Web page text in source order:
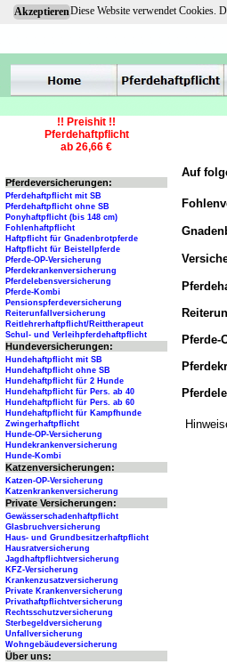
AkzeptierenDiese Website verwendet Cookies.
Auf
Pferde-
!! Preishit !!
Pferdehaftpflicht
ab 26,66 €
Pferdeversicherungen:
Pferdehaftpflicht mit SB
Pferdehaftpflicht ohne SB
Ponyhaftpflicht (bis 148 cm)
Fohlenhaftpflicht
Haftpflicht für Gnadenbrotpferde
Haftpflicht für Beistellpferde
Pferde-OP-Versicherung
Pferdekrankenversicherung
Pferdelebensversicherung
Pferde-Kombi
Pensionspferdeversicherung
Reiterunfallversicherung
Reitlehrerhaftpflicht/Reittherapeut
Schul- und Verleihpferdehaftpflicht
Hundeversicherungen:
Hundehaftpflicht mit SB
Hundehaftpflicht ohne SB
Hundehaftpflicht für 2 Hunde
Hundehaftpflicht für Pers. ab 40
Hundehaftpflicht für Pers. ab 60
Hundehaftpflicht für Kampfhunde
Zwingerhaftpflicht
Hunde-OP-Versicherung
Hundekrankenversicherung
Hunde-Kombi
Katzenversicherungen:
Katzen-OP-Versicherung
Katzenkrankenversicherung
Private Versicherungen:
Gewässerschadenhaftpflicht
Glasbruchversicherung
Haus- und Grundbesitzerhaftpflicht
Hausratversicherung
Jagdhaftpflichtversicherung
KFZ-Versicherung
Krankenzusatzversicherung
Private Krankenversicherung
Privathaftpflichtversicherung
Rechtsschutzversicherung
Sterbegeldversicherung
Unfallversicherung
Wohngebäudeversicherung
Über uns: